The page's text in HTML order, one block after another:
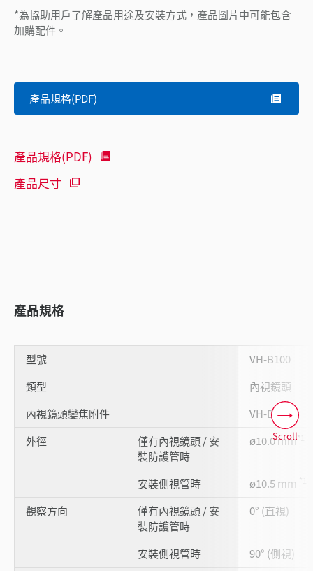
*為協助用戶了解產品用途及安裝方式，產品圖片中可能包含
加購配件。
產品規格(PDF)
產品規格(PDF)
產品尺寸
產品規格
型號
VH-B100
類型
內視鏡頭
內視鏡頭變焦附件
VH-BA
外徑
僅有內視鏡頭 / 安
裝防護管時
ø10.0 mm
安裝側視管時 ø10.5 mm
觀察方向
僅有內視鏡頭 / 安
裝防護管時
0° (直視)
安裝側視管時
90° (側視)
Scroll